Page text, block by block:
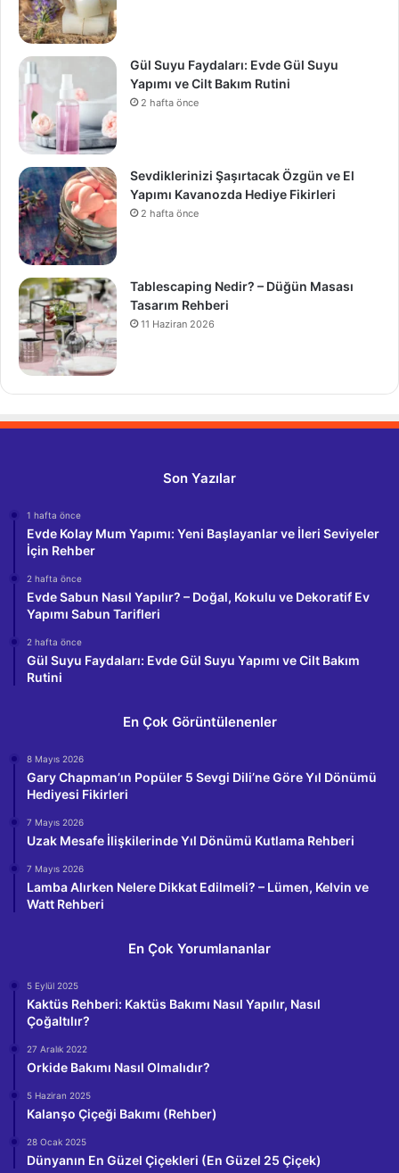
Gül Suyu Faydaları: Evde Gül Suyu
Yapımı ve Cilt Bakım Rutini
2 hafta önce
Sevdiklerinizi Şaşırtacak Özgün ve El
Yapımı Kavanozda Hediye Fikirleri
2 hafta önce
Tablescaping Nedir? – Düğün Masası
Tasarım Rehberi
11 Haziran 2026
Son Yazılar
1 hafta önce
Evde Kolay Mum Yapımı: Yeni Başlayanlar ve İleri Seviyeler
İçin Rehber
2 hafta önce
Evde Sabun Nasıl Yapılır? – Doğal, Kokulu ve Dekoratif Ev
Yapımı Sabun Tarifleri
2 hafta önce
Gül Suyu Faydaları: Evde Gül Suyu Yapımı ve Cilt Bakım
Rutini
En Çok Görüntülenenler
8 Mayıs 2026
Gary Chapman’ın Popüler 5 Sevgi Dili’ne Göre Yıl Dönümü
Hediyesi Fikirleri
7 Mayıs 2026
Uzak Mesafe İlişkilerinde Yıl Dönümü Kutlama Rehberi
7 Mayıs 2026
Lamba Alırken Nelere Dikkat Edilmeli? – Lümen, Kelvin ve
Watt Rehberi
En Çok Yorumlananlar
5 Eylül 2025
Kaktüs Rehberi: Kaktüs Bakımı Nasıl Yapılır, Nasıl
Çoğaltılır?
27 Aralık 2022
Orkide Bakımı Nasıl Olmalıdır?
5 Haziran 2025
Kalanşo Çiçeği Bakımı (Rehber)
28 Ocak 2025
Dünyanın En Güzel Çiçekleri (En Güzel 25 Çiçek)